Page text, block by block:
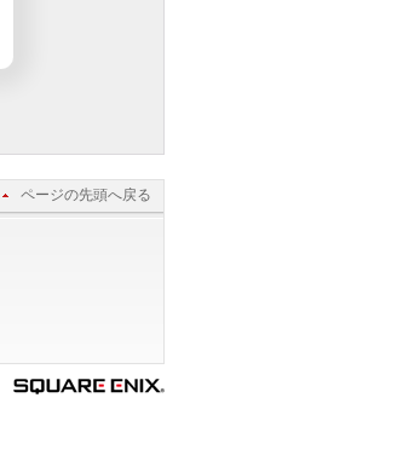
ページの先頭へ戻る